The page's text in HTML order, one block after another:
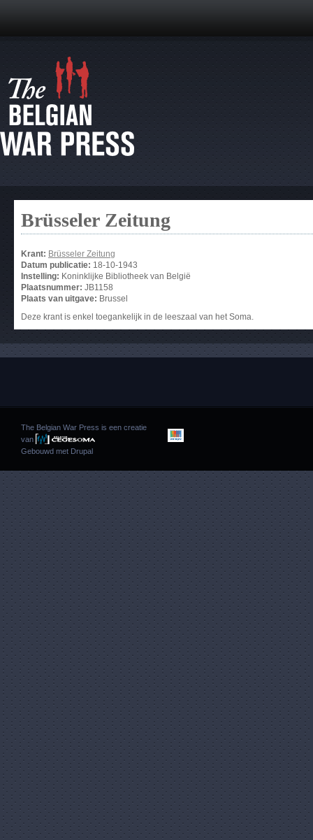
Brüsseler Zeitung
Krant: Brüsseler Zeitung
Datum publicatie: 18-10-1943
Instelling: Koninklijke Bibliotheek van België
Plaatsnummer: JB1158
Plaats van uitgave: Brussel
Deze krant is enkel toegankelijk in de leeszaal van het Soma.
The Belgian War Press is een creatie
van
Gebouwd met Drupal